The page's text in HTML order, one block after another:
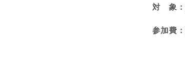
対 象：
参加費：